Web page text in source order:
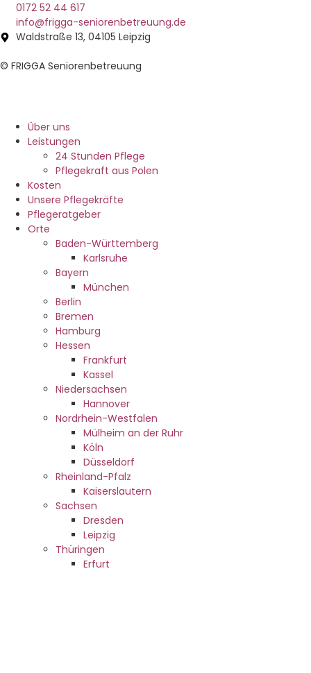
0172 52 44 617
info@frigga-seniorenbetreuung.de
Waldstraße 13, 04105 Leipzig
© FRIGGA Seniorenbetreuung
Über uns
Leistungen
24 Stunden Pflege
Pflegekraft aus Polen
Kosten
Unsere Pflegekräfte
Pflegeratgeber
Orte
Baden-Württemberg
Karlsruhe
Bayern
München
Berlin
Bremen
Hamburg
Hessen
Frankfurt
Kassel
Niedersachsen
Hannover
Nordrhein-Westfalen
Mülheim an der Ruhr
Köln
Düsseldorf
Rheinland-Pfalz
Kaiserslautern
Sachsen
Dresden
Leipzig
Thüringen
Erfurt